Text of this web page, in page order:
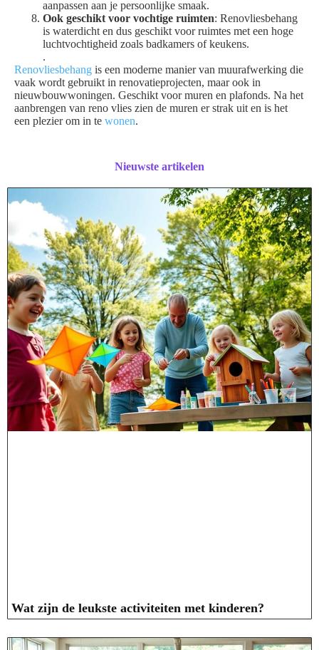
aanpassen aan je persoonlijke smaak.
Ook geschikt voor vochtige ruimten: Renovliesbehang
is waterdicht en dus geschikt voor ruimtes met een hoge
luchtvochtigheid zoals badkamers of keukens.
.
Renovliesbehang is een moderne manier van muurafwerking die
vaak wordt gebruikt in renovatieprojecten, maar ook in
nieuwbouwwoningen. Geschikt voor muren en plafonds. Na het
aanbrengen van reno vlies zien de muren er strak uit en is het
een plezier om in te wonen.
Nieuwste artikelen
Wat zijn de leukste activiteiten met kinderen?